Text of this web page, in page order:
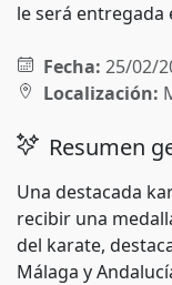
le será entregada
Fecha: 25/02/
Localización:
Resumen
Una destacada
recibir una
del karate,
Málaga y